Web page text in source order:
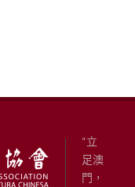
“立
足澳
門，